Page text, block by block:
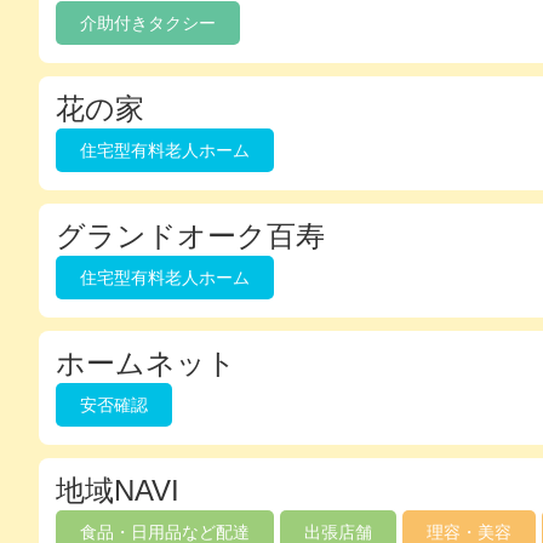
介助付きタクシー
花の家
住宅型有料老人ホーム
グランドオーク百寿
住宅型有料老人ホーム
ホームネット
安否確認
地域NAVI
食品・日用品など配達 出張店舗 理容・美容